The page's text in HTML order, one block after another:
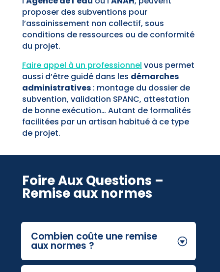
proposer des subventions pour
l’assainissement non collectif, sous
conditions de ressources ou de conformité
du projet.
Faire appel à un professionnel vous permet
aussi d’être guidé dans les démarches
administratives: montage du dossier de
subvention, validation SPANC, attestation
de bonne exécution… Autant de formalités
facilitées par un artisan habitué à ce type
de projet.
Foire Aux Questions –
Remise aux normes
Combien coûte une remise
aux normes ?